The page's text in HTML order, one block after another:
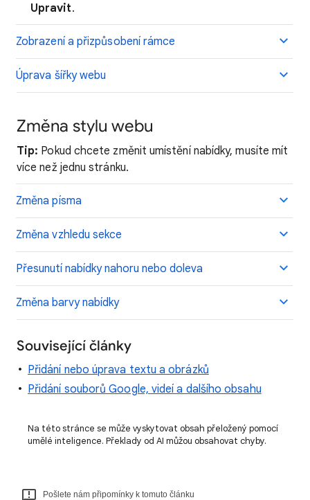
Upravit.
Zobrazení a přizpůsobení rámce
Úprava šířky webu
Změna stylu webu
Tip: Pokud chcete změnit umístění nabídky, musíte mít
více než jednu stránku.
Změna písma
Změna vzhledu sekce
Přesunutí nabídky nahoru nebo doleva
Změna barvy nabídky
Související články
Přidání nebo úprava textu a obrázků
Přidání souborů Google, videí a dalšího obsahu
Na této stránce se může vyskytovat obsah přeložený pomocí
umělé inteligence. Překlady od AI můžou obsahovat chyby.
Pošlete nám připomínky k tomuto článku